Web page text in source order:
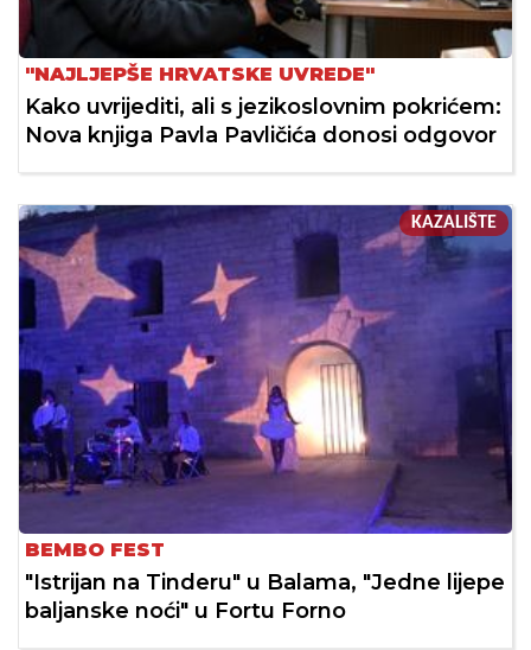
"NAJLJEPŠE HRVATSKE UVREDE"
Kako uvrijediti, ali s jezikoslovnim pokrićem:
Nova knjiga Pavla Pavličića donosi odgovor
KAZALIŠTE
BEMBO FEST
"Istrijan na Tinderu" u Balama, "Jedne lijepe
baljanske noći" u Fortu Forno